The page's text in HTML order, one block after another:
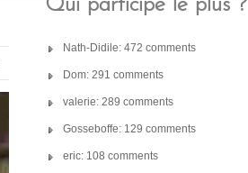
Qui participe le plus ?
Nath-Didile: 472 comments
Dom: 291 comments
valerie: 289 comments
Gosseboffe: 129 comments
eric: 108 comments